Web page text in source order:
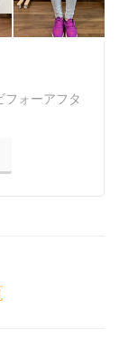
フォーアフタ